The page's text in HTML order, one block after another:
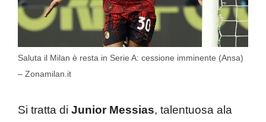
Saluta il Milan è resta in Serie A: cessione imminente (Ansa)
– Zonamilan.it
Si tratta di Junior Messias, talentuosa ala